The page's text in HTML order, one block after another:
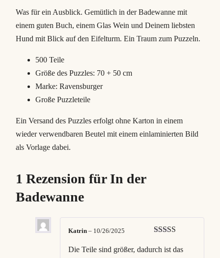
M
e
n
Was für ein Ausblick. Gemütlich in der Badewanne mit
einem guten Buch, einem Glas Wein und Deinem liebsten
Hund mit Blick auf den Eifelturm. Ein Traum zum Puzzeln.
500 Teile
Größe des Puzzles: 70 + 50 cm
Marke: Ravensburger
Große Puzzleteile
Ein Versand des Puzzles erfolgt ohne Karton in einem
wieder verwendbaren Beutel mit einem einlaminierten Bild
als Vorlage dabei.
1 Rezension für In der
Badewanne
5von 5
Katrin – 10/26/2025
Die Teile sind größer, dadurch ist das